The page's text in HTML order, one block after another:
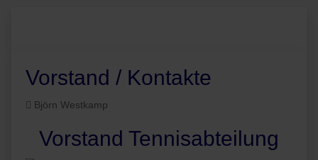
Vorstand / Kontakte
Björn Westkamp
Vorstand Tennisabteilung